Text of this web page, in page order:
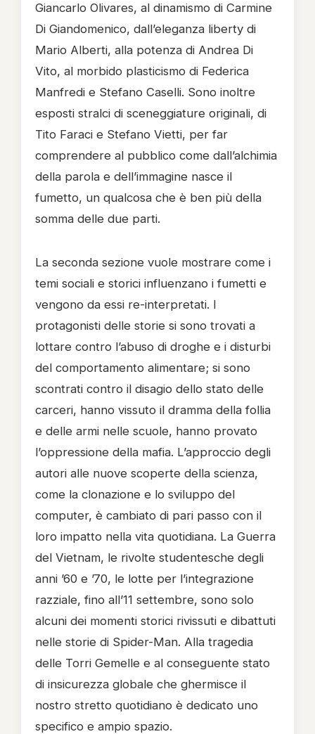
Giancarlo Olivares, al dinamismo di Carmine
Di Giandomenico, dall’eleganza liberty di
Mario Alberti, alla potenza di Andrea Di
Vito, al morbido plasticismo di Federica
Manfredi e Stefano Caselli. Sono inoltre
esposti stralci di sceneggiature originali, di
Tito Faraci e Stefano Vietti, per far
comprendere al pubblico come dall’alchimia
della parola e dell’immagine nasce il
fumetto, un qualcosa che è ben più della
somma delle due parti.
La seconda sezione vuole mostrare come i
temi sociali e storici influenzano i fumetti e
vengono da essi re-interpretati. I
protagonisti delle storie si sono trovati a
lottare contro l’abuso di droghe e i disturbi
del comportamento alimentare; si sono
scontrati contro il disagio dello stato delle
carceri, hanno vissuto il dramma della follia
e delle armi nelle scuole, hanno provato
l’oppressione della mafia. L’approccio degli
autori alle nuove scoperte della scienza,
come la clonazione e lo sviluppo del
computer, è cambiato di pari passo con il
loro impatto nella vita quotidiana. La Guerra
del Vietnam, le rivolte studentesche degli
anni ’60 e ’70, le lotte per l’integrazione
razziale, fino all’11 settembre, sono solo
alcuni dei momenti storici rivissuti e dibattuti
nelle storie di Spider-Man. Alla tragedia
delle Torri Gemelle e al conseguente stato
di insicurezza globale che ghermisce il
nostro stretto quotidiano è dedicato uno
specifico e ampio spazio.